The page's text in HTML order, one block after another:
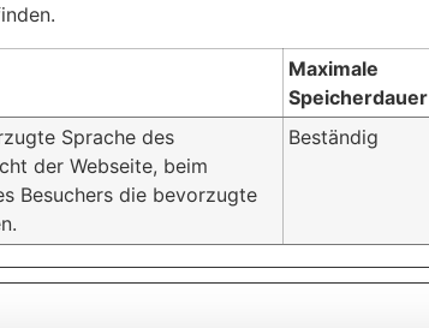
Maximale
Speicherdauer
Sprache des
der Webseite, beim
Besuchers die bevorzugte
Beständig